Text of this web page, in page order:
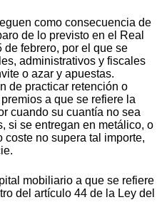
como consecuencia de
de lo previsto en el Real
de febrero, por el que se
administrativos y fiscales
o azar y apuestas.
de practicar retención o
a que se refiere la
cuando su cuantía no sea
si se entregan en metálico, o
no supera tal importe,
mobiliario a que se refiere
del artículo 44 de la Ley del